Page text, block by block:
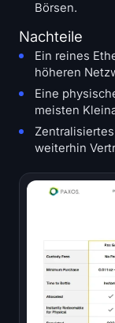
Börsen.
Nachteile
Ein reines
höheren
Eine
meisten
weiterhin